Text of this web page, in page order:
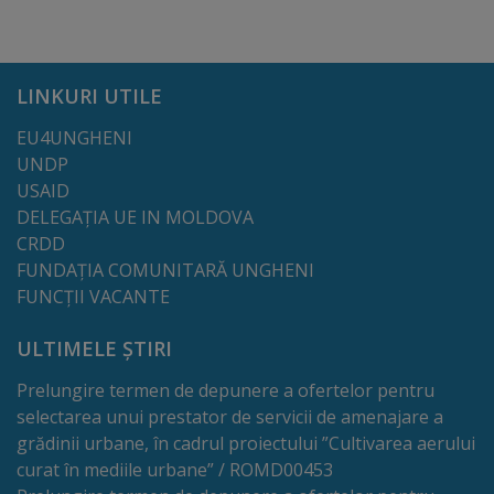
Bugetare
participativă
Utile
Transport
Rețeaua
transportului
public
Lista
stațiilor
LINKURI UTILE
EU4UNGHENI
UNDP
USAID
DELEGAȚIA UE IN MOLDOVA
CRDD
FUNDAȚIA COMUNITARĂ UNGHENI
FUNCȚII VACANTE
ULTIMELE ȘTIRI
Prelungire termen de depunere a ofertelor pentru
selectarea unui prestator de servicii de amenajare a
grădinii urbane, în cadrul proiectului ”Cultivarea aerului
curat în mediile urbane” / ROMD00453